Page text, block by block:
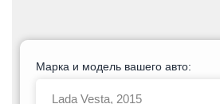
Марка и модель вашего авто: